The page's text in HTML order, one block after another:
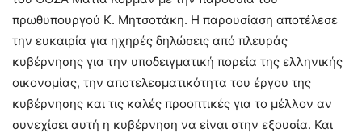
πρωθυπουργού Κ. Μητσοτάκη. Η παρουσίαση αποτέλεσε
την ευκαιρία για ηχηρές δηλώσεις από πλευράς
κυβέρνησης για την υποδειγματική πορεία της ελληνικής
οικονομίας, την αποτελεσματικότητα του έργου της
κυβέρνησης και τις καλές προοπτικές για το μέλλον αν
συνεχίσει αυτή η κυβέρνηση να είναι στην εξουσία. Και